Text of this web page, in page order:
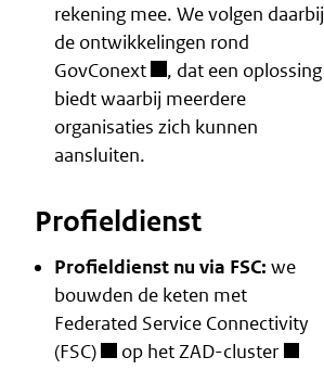
rekening mee. We volgen daarbij
de ontwikkelingen rond
GovConext
, dat een oplossing
biedt waarbij meerdere
organisaties zich kunnen
aansluiten.
Profieldienst
Profieldienst nu via FSC: we
bouwden de keten met
Federated Service Connectivity
(FSC)
op hetZAD-cluster